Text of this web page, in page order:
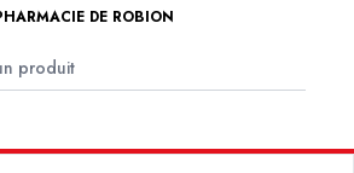
DE ROBION